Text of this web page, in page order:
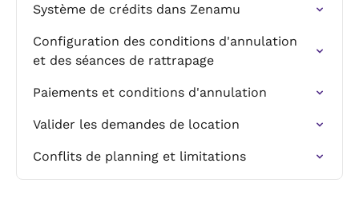
Système de crédits dans Zenamu
Configuration des conditions d'annulation
et des séances de rattrapage
Paiements et conditions d'annulation
Valider les demandes de location
Conflits de planning et limitations